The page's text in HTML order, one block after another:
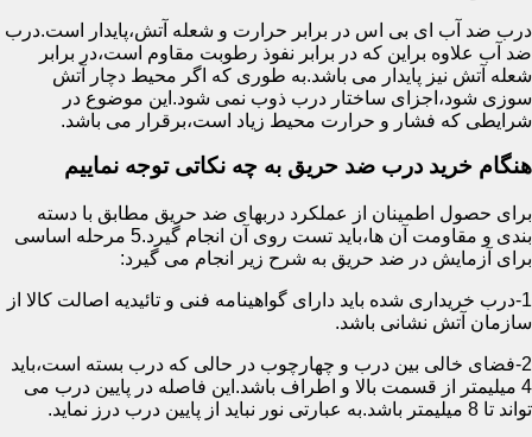
درب ضد آب ای بی اس در برابر حرارت و شعله آتش،پایدار است.درب
ضد آب علاوه براین که در برابر نفوذ رطوبت مقاوم است،در برابر
شعله آتش نیز پایدار می باشد.به طوری که اگر محیط دچار آتش
سوزی شود،اجزای ساختار درب ذوب نمی شود.این موضوع در
شرایطی که فشار و حرارت محیط زیاد است،برقرار می باشد.
هنگام خرید درب ضد حریق به چه نکاتی توجه نماییم
برای حصول اطمینان از عملکرد دربهای ضد حریق مطابق با دسته
بندی و مقاومت آن ها،باید تست روی آن انجام گیرد.5 مرحله اساسی
برای آزمایش در ضد حریق به شرح زیر انجام می گیرد:
1-درب خریداری شده باید دارای گواهینامه فنی و تائیدیه اصالت کالا از
سازمان آتش نشانی باشد.
2-فضای خالی بین درب و چهارچوب در حالی که درب بسته است،باید
4 میلیمتر از قسمت بالا و اطراف باشد.این فاصله در پایین درب می
تواند تا 8 میلیمتر باشد.به عبارتی نور نباید از پایین درب درز نماید.